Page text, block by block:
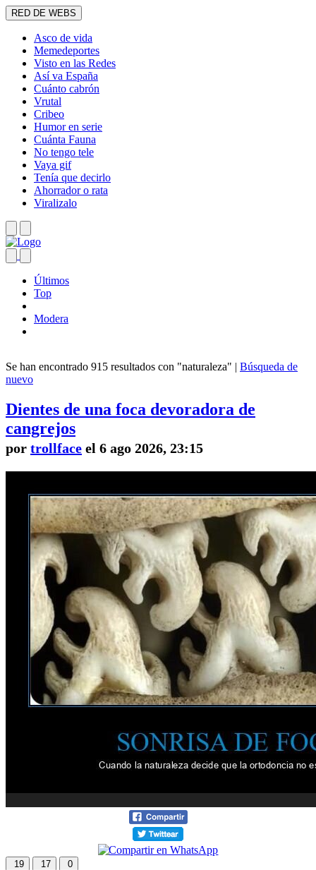
RED DE WEBS
Asco de vida
Memedeportes
Visto en las Redes
Así va España
Cuánto cabrón
Vrutal
Cribeo
Humor en serie
Cuánta Fauna
No tengo tele
Vaya gif
Tenía que decirlo
Ahorrador o rata
Viralizalo
Últimos
Top
Modera
Se han encontrado 915 resultados con "naturaleza" | Búsqueda de
nuevo
Dientes de una foca devoradora de
cangrejos
por trollface el 6 ago 2026, 23:15
19 17 0